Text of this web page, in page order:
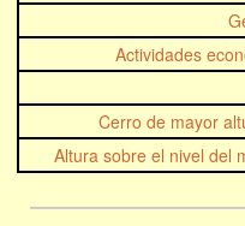
Actividades
Cerro de mayor
Altura sobre el nivel del